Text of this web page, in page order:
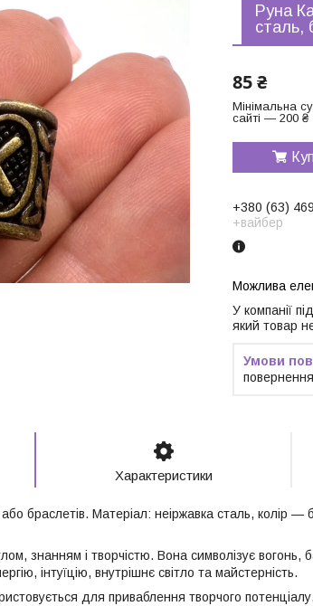
Руна
сталь,
85 ₴
Мінімальна
сайті — 200 ₴
+380 (63)
+вайбер
У компанії
який товар
Характеристики
браслетів. Матеріал: неіржавка сталь, колір —
знанням і творчістю. Вона символізує
інтуїцію, внутрішнє світло та майстерність.
для приваблення творчого